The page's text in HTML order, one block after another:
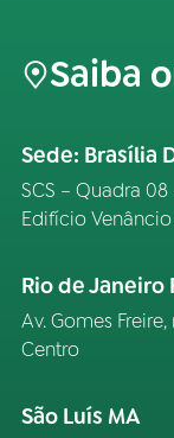
Saiba
Sede: Brasília
SCS – Quadra
Edifício
Rio de Janeiro
Av. Gomes Freire,
Centro
São Luís MA